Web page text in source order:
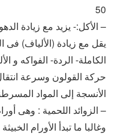
50
– الأكل:- يزيد مع زيادة
يقل مع زيادة (الألياف)
الكاملة- الردة- الفواكه و
حركة القولون وسرعة
الأنسجة إلى المواد
– الزوائد اللحمية : وهى
وغالبا ما تبدأ الأورام